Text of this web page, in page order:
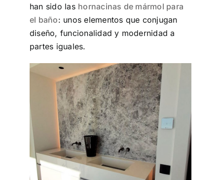
han sido las hornacinas de mármol para
el baño: unos elementos que conjugan
diseño, funcionalidad y modernidad a
partes iguales.